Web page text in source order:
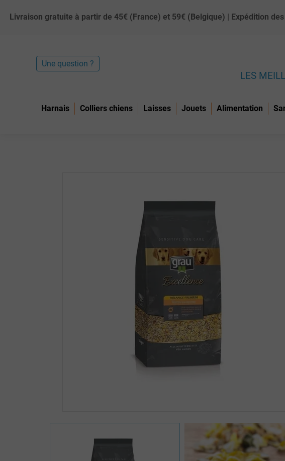
Livraison gratuite à partir de 45€ (France) et 59€ (Belgique) | Expédition
Une question ?
LES
Harnais Colliers chiens Laisses Jouets Alimentation